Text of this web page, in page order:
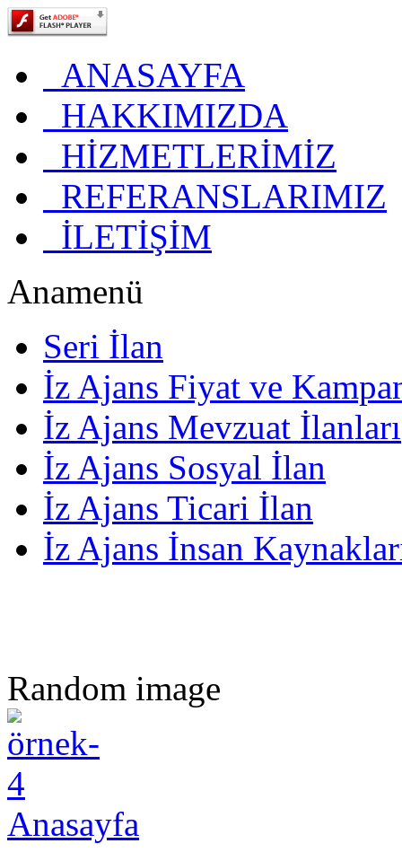
ANASAYFA
HAKKIMIZDA
HİZMETLERİMİZ
REFERANSLARIMIZ
İLETİŞİM
Anamenü
Seri İlan
İz Ajans Fiyat ve
İz Ajans Mevzuat İlanları
İz Ajans Sosyal İlan
İz Ajans Ticari İlan
İz Ajans İnsan
Random image
Anasayfa